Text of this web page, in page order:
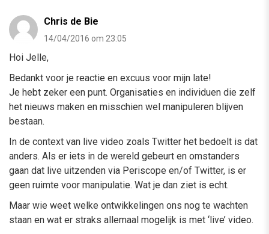
Chris de Bie
14/04/2016 om 23:05
Hoi Jelle,
Bedankt voor je reactie en excuus voor mijn late!
Je hebt zeker een punt. Organisaties en individuen die zelf
het nieuws maken en misschien wel manipuleren blijven
bestaan.
In de context van live video zoals Twitter het bedoelt is dat
anders. Als er iets in de wereld gebeurt en omstanders
gaan dat live uitzenden via Periscope en/of Twitter, is er
geen ruimte voor manipulatie. Wat je dan ziet is echt.
Maar wie weet welke ontwikkelingen ons nog te wachten
staan en wat er straks allemaal mogelijk is met ‘live’ video.